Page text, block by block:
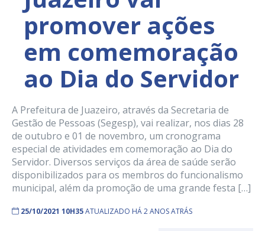
promover ações
em comemoração
ao Dia do Servidor
A Prefeitura de Juazeiro, através da Secretaria de
Gestão de Pessoas (Segesp), vai realizar, nos dias 28
de outubro e 01 de novembro, um cronograma
especial de atividades em comemoração ao Dia do
Servidor. Diversos serviços da área de saúde serão
disponibilizados para os membros do funcionalismo
municipal, além da promoção de uma grande festa […]
25/10/2021 10H35ATUALIZADO HÁ 2 ANOS ATRÁS